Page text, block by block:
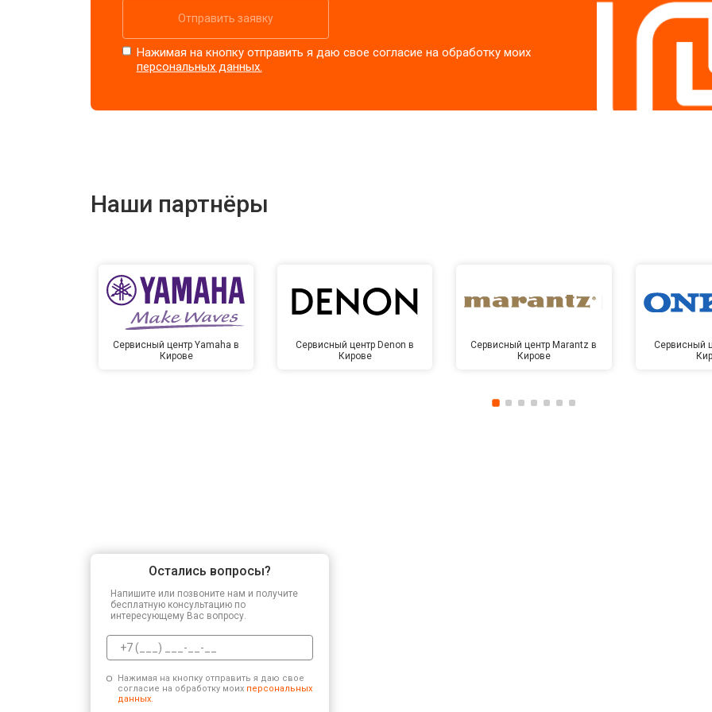
Отправить заявку
Нажимая на кнопку отправить я даю свое согласие на обработку моих
персональных данных.
Наши партнёры
Сервисный центр Yamaha в
Кирове
Сервисный центр Denon в
Кирове
Сервисный центр Marantz в
Кирове
Сервисный
Остались вопросы?
Напишите или позвоните нам и получите
бесплатную консультацию по
интересующему Вас вопросу.
Нажимая на кнопку отправить я даю свое
согласие на обработку моих персональных
данных.